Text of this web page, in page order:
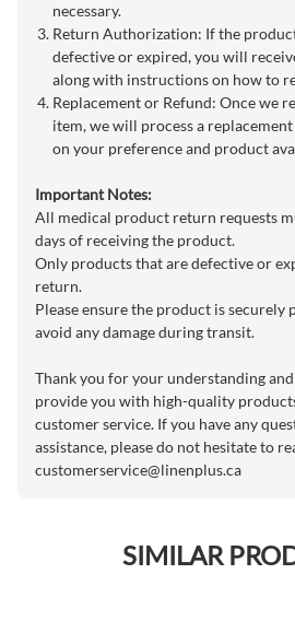
necessary.
Return Authorization: If the
defective or expired, you will
along with instructions on how to
Replacement or Refund: Once we
item, we will process a
on your preference and product
Important Notes:
All medical product return requests
days of receiving the product.
Only products that are defective or
return.
Please ensure the product is securely
avoid any damage during transit.
Thank you for your understanding
provide you with high-quality
customer service. If you have any
assistance, please do not hesitate to
customerservice@linenplus.ca
SIMILAR